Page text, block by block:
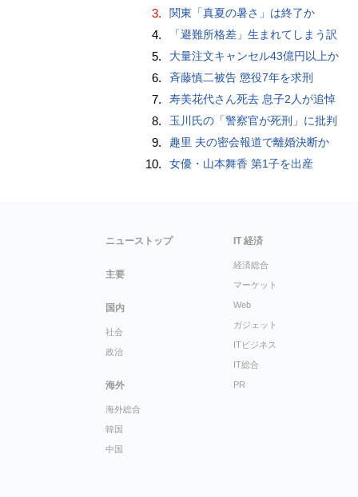
3. 関東「真夏の暑さ」は終了か
4. 「避難所格差」生まれてしまう訳
5. 大量注文キャンセル43億円以上か
6. 斉藤慎二被告 懲役7年を求刑
7. 寿美花代さん死去 息子2人が追悼
8. 玉川氏の「警察官が死刑」に批判
9. 趣里 夫の密会報道で離婚決断か
10. 女優・山本舞香 第1子を出産
ニューストップ
主要
国内
社会
政治
海外
海外総合
韓国
中国
IT 経済
経済総合
マーケット
Web
ガジェット
ITビジネス
IT総合
PR